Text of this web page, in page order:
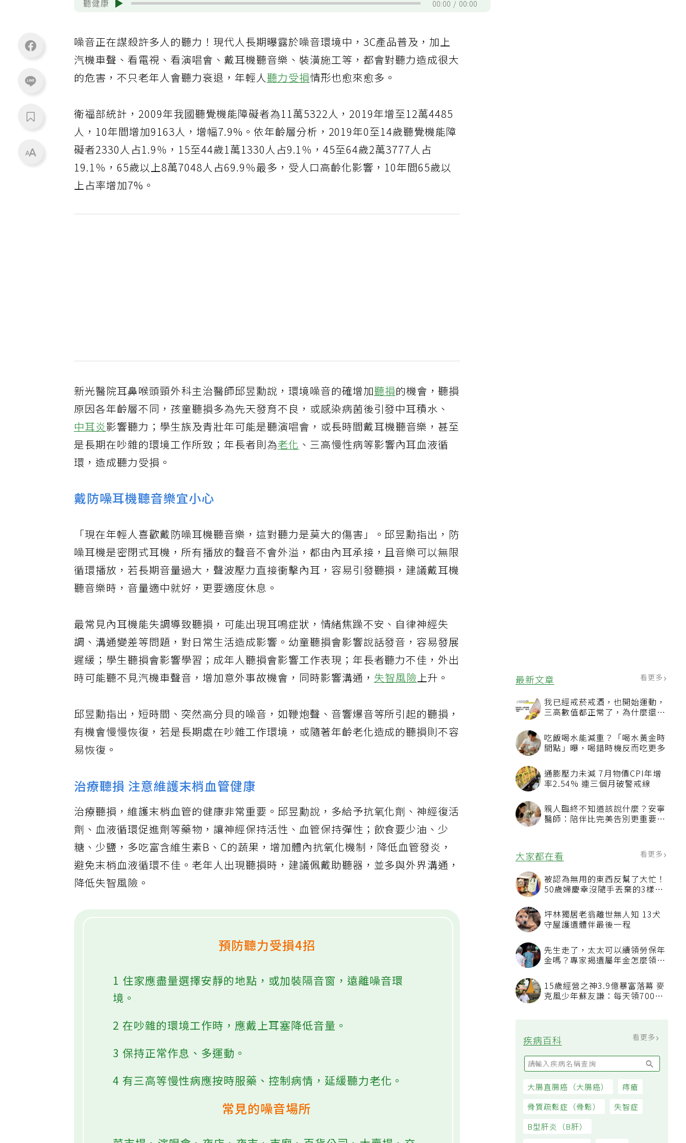
最新文章 看更多
我已經戒菸戒酒，也開始運動，
三高數值都正常了，為什麼還不
吃飯喝水能減重？「喝水黃金時
間點」曝，喝錯時機反而吃更多
通膨壓力未減 7月物價CPI年增
率2.54% 連三個月破警戒線
親人臨終不知道該說什麼？安寧
醫師：陪伴比完美告別更重要，
大家都在看
被認為無用的東西反幫了大忙！
50歲婦慶幸沒隨手丟棄的3樣物
坪林獨居老翁離世無人知 13犬
守屋護遺體伴最後一程
先生走了，太太可以續領勞保年
15歲經營之神3.9億暴富落幕 麥
克風少年蘇友謙：每天領700元
疾病百科
聽健康 00:00 00:00
噪音正在謀殺許多人的聽力！現代人長期曝露於噪音環境中，3C產品普及，加上
汽機車聲、看電視、看演唱會、戴耳機聽音樂、裝潢施工等，都會對聽力造成很大
的危害，不只老年人會聽力衰退，年輕人聽力受損情形也愈來愈多。
衛福部統計，2009年我國聽覺機能障礙者為11萬5322人，2019年增至12萬4485
人，10年間增加9163人，增幅7.9%。依年齡層分析，2019年0至14歲聽覺機能障
礙者2330人占1.9％，15至44歲1萬1330人占9.1％，45至64歲2萬3777人占
19.1％，65歲以上8萬7048人占69.9％最多，受人口高齡化影響，10年間65歲以
上占率增加7%。
新光醫院耳鼻喉頭頸外科主治醫師邱昱勳說，環境噪音的確增加聽損的機會，聽損
原因各年齡層不同，孩童聽損多為先天發育不良，或感染病菌後引發中耳積水、
中耳炎影響聽力；學生族及青壯年可能是聽演唱會，或長時間戴耳機聽音樂，甚至
是長期在吵雜的環境工作所致；年長者則為老化 、三高慢性病等影響內耳血液循
環，造成聽力受損。
戴防噪耳機聽音樂宜小心
「現在年輕人喜歡戴防噪耳機聽音樂，這對聽力是莫大的傷害」。邱昱勳指出，防
噪耳機是密閉式耳機，所有播放的聲音不會外溢，都由內耳承接，且音樂可以無限
循環播放，若長期音量過大，聲波壓力直接衝擊內耳，容易引發聽損，建議戴耳機
聽音樂時，音量適中就好，更要適度休息。
最常見內耳機能失調導致聽損，可能出現耳鳴症狀，情緒焦躁不安、自律神經失
調、溝通變差等問題，對日常生活造成影響。幼童聽損會影響說話發音，容易發展
遲緩；學生聽損會影響學習；成年人聽損會影響工作表現；年長者聽力不佳，外出
時可能聽不見汽機車聲音，增加意外事故機會，同時影響溝通，失智風險上升。
邱昱勳指出，短時間、突然高分貝的噪音，如鞭炮聲、音響爆音等所引起的聽損，
有機會慢慢恢復，若是長期處在吵雜工作環境，或隨著年齡老化造成的聽損則不容
易恢復。
治療聽損 注意維護末梢血管健康
治療聽損，維護末梢血管的健康非常重要。邱昱勳說，多給予抗氧化劑、神經復活
劑、血液循環促進劑等藥物，讓神經保持活性、血管保持彈性；飲食要少油、少
糖、少鹽，多吃富含維生素B、C的蔬果，增加體內抗氧化機制，降低血管發炎，
避免末梢血液循環不佳。老年人出現聽損時，建議佩戴助聽器，並多與外界溝通，
降低失智風險。
預防聽力受損4招
1 住家應盡量選擇安靜的地點，或加裝隔音窗，遠離噪音環
境。
2 在吵雜的環境工作時，應戴上耳塞降低音量。
3 保持正常作息、多運動。
4 有三高等慢性病應按時服藥、控制病情，延緩聽力老化。
常見的噪音場所